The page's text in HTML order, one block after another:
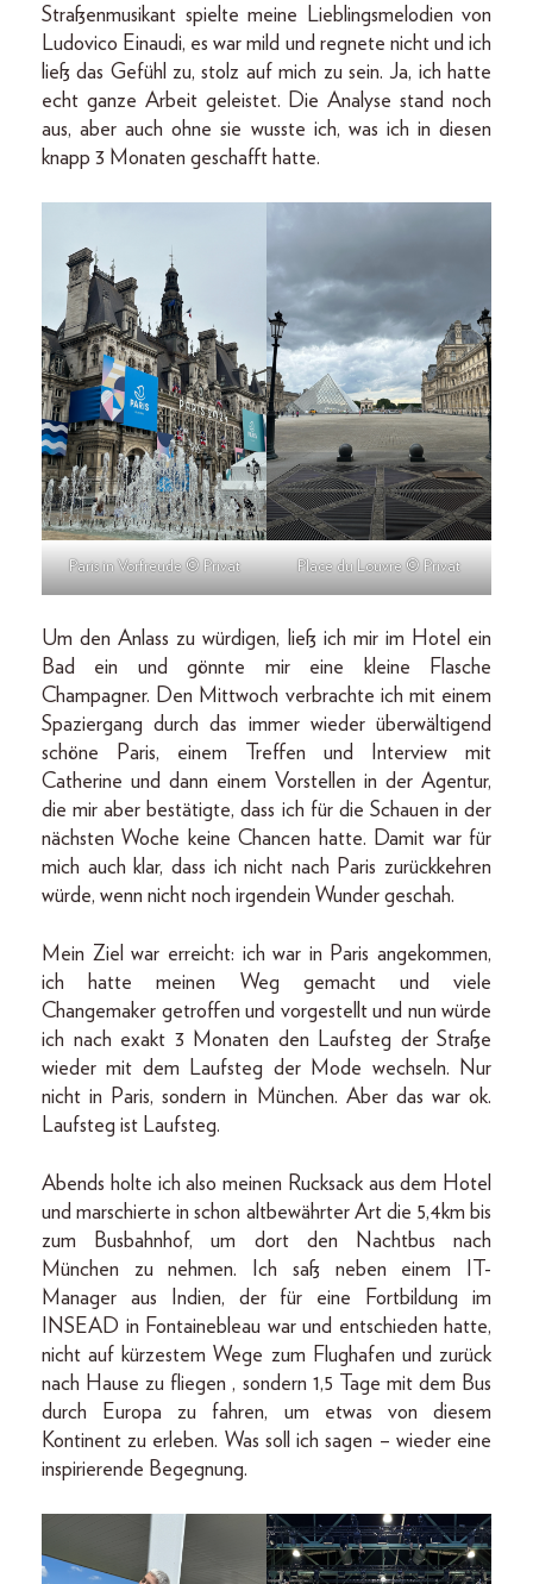
Straßenmusikant spielte meine Lieblingsmelodien von
Ludovico Einaudi, es war mild und regnete nicht und ich
ließ das Gefühl zu, stolz auf mich zu sein. Ja, ich hatte
echt ganze Arbeit geleistet. Die Analyse stand noch
aus, aber auch ohne sie wusste ich, was ich in diesen
knapp 3 Monaten geschafft hatte.
Paris in Vorfreude © Privat Place du Louvre © Privat
Um den Anlass zu würdigen, ließ ich mir im Hotel ein
Bad ein und gönnte mir eine kleine Flasche
Champagner. Den Mittwoch verbrachte ich mit einem
Spaziergang durch das immer wieder überwältigend
schöne Paris, einem Treffen und Interview mit
Catherine und dann einem Vorstellen in der Agentur,
die mir aber bestätigte, dass ich für die Schauen in der
nächsten Woche keine Chancen hatte. Damit war für
mich auch klar, dass ich nicht nach Paris zurückkehren
würde, wenn nicht noch irgendein Wunder geschah.
Mein Ziel war erreicht: ich war in Paris angekommen,
ich hatte meinen Weg gemacht und viele
Changemaker getroffen und vorgestellt und nun würde
ich nach exakt 3 Monaten den Laufsteg der Straße
wieder mit dem Laufsteg der Mode wechseln. Nur
nicht in Paris, sondern in München. Aber das war ok.
Laufsteg ist Laufsteg.
Abends holte ich also meinen Rucksack aus dem Hotel
und marschierte in schon altbewährter Art die 5,4km bis
zum Busbahnhof, um dort den Nachtbus nach
München zu nehmen. Ich saß neben einem IT-
Manager aus Indien, der für eine Fortbildung im
INSEAD in Fontainebleau war und entschieden hatte,
nicht auf kürzestem Wege zum Flughafen und zurück
nach Hause zu fliegen , sondern 1,5 Tage mit dem Bus
durch Europa zu fahren, um etwas von diesem
Kontinent zu erleben. Was soll ich sagen – wieder eine
inspirierende Begegnung.